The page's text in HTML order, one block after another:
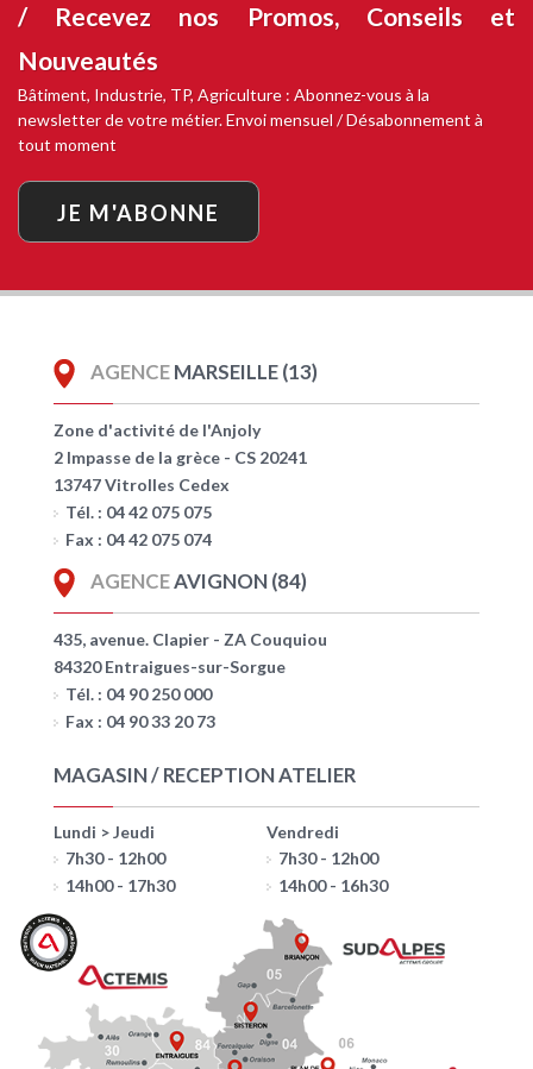
/ Recevez nos Promos, Conseils et
Nouveautés
Bâtiment, Industrie, TP, Agriculture : Abonnez-vous à la
newsletter de votre métier. Envoi mensuel / Désabonnement à
tout moment
JE M'ABONNE
AGENCEMARSEILLE (13)
Zone d'activité de l'Anjoly
2 Impasse de la grèce - CS 20241
13747 Vitrolles Cedex
Tél. : 04 42 075 075
Fax : 04 42 075 074
AGENCEAVIGNON (84)
435, avenue. Clapier - ZA Couquiou
84320 Entraigues-sur-Sorgue
Tél. : 04 90 250 000
Fax : 04 90 33 20 73
MAGASIN / RECEPTION ATELIER
Lundi > Jeudi
7h30 - 12h00
14h00 - 17h30
Vendredi
7h30 - 12h00
14h00 - 16h30